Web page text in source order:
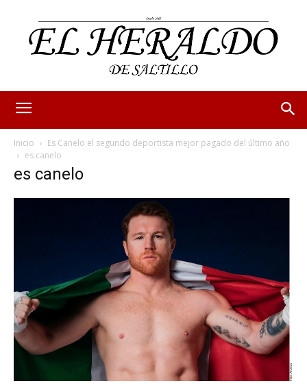
Inicio
Es Canelo el segundo deportista mejor pagado del último año
es canelo
es canelo